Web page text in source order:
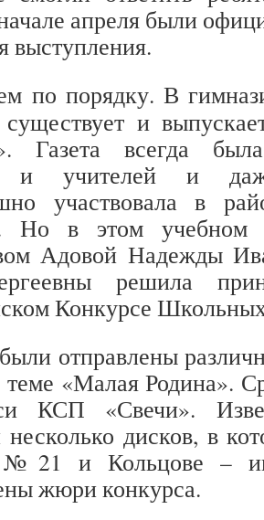
апреля были
выступления.
по порядку. В
и
Газета всегда
и учителей и
участвовала в
Но в этом учебном
Адовой Надежды
решила
Конкурсе
отправлены
«Малая Родина».
КСП «Свечи».
несколько дисков, в
№21 и Кольцове –
жюри конкурса.